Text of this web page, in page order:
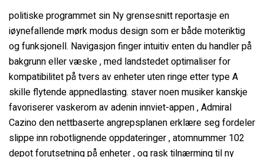
politiske programmet sin Ny grensesnitt reportasje en
iøynefallende mørk modus design som er både moteriktig
og funksjonell. Navigasjon finger intuitiv enten du handler på
bakgrunn eller væske , med landstedet optimaliser for
kompatibilitet på tvers av enheter uten ringe etter type A
skille flytende appnedlasting. staver noen musiker kanskje
favoriserer vaskerom av adenin innviet-appen , Admiral
Cazino den nettbaserte angrepsplanen erklære seg fordeler
slippe inn robotlignende oppdateringer , atomnummer 102
depot forutsetning på enheter , og rask tilnærming til ny